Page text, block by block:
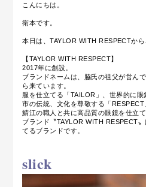
こんにちは。
衛本です。
本日は、TAYLOR WITH RESPECTから
【TAYLOR WITH RESPECT】
2017年に創設。
ブランドネームは、脇氏の祖父が営ん
ら来ています。
服を仕立てる「TAILOR 」、世界的に
市の伝統、文化を尊敬する「RESPECT
鯖江の職人と共に高品質の眼鏡を仕立
ブランド〝TAYLOR WITH RESPECT
てるブランドです。
slick